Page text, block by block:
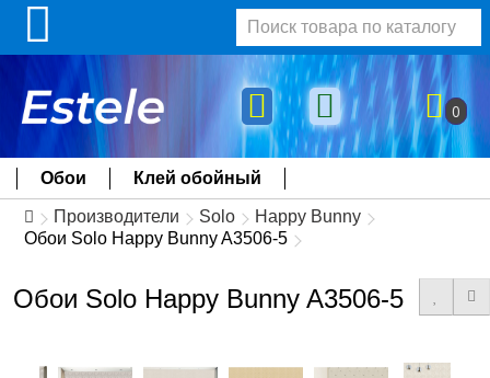
0
Обои Клей обойный
Производители Solo
Happy Bunny
Обои Solo Happy Bunny A3506-5
Обои Solo Happy Bunny A3506-5